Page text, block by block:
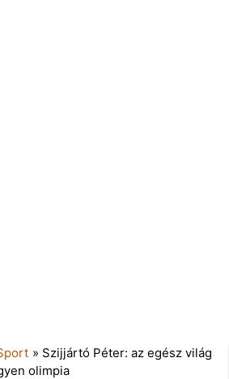
» Szijjártó Péter: az egész világ
olimpia